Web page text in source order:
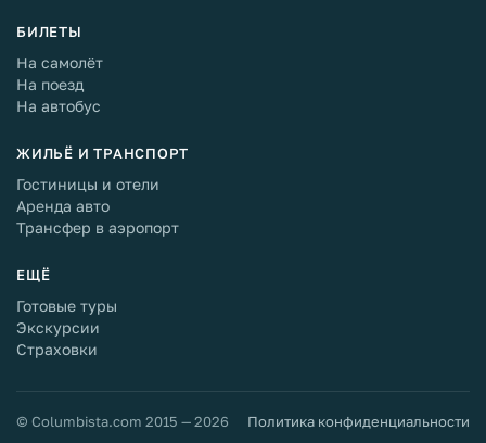
БИЛЕТЫ
На самолёт
На поезд
На автобус
ЖИЛЬЁ И ТРАНСПОРТ
Гостиницы и отели
Аренда авто
Трансфер в аэропорт
ЕЩЁ
Готовые туры
Экскурсии
Страховки
© Columbista.com 2015 — 2026 Политика конфиденциальности